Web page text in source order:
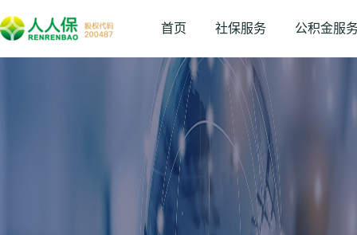
首页 社保服务 公积金服